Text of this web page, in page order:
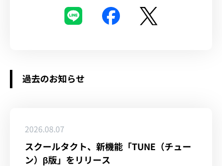
過去のお知らせ
2026.08.07
スクールタクト、新機能「TUNE（チュー
ン）β版」をリリース